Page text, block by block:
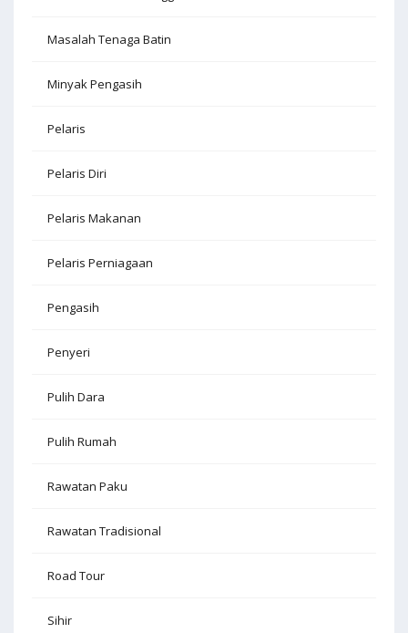
Masalah Tenaga Batin
Minyak Pengasih
Pelaris
Pelaris Diri
Pelaris Makanan
Pelaris Perniagaan
Pengasih
Penyeri
Pulih Dara
Pulih Rumah
Rawatan Paku
Rawatan Tradisional
Road Tour
Sihir